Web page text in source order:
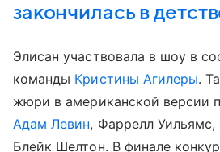
закончилась в
Элисан участвовала в шоу в
команды Кристины Агилеры.
жюри в американской версии
Адам Левин, Фаррелл Уильямс,
Блейк Шелтон. В финале